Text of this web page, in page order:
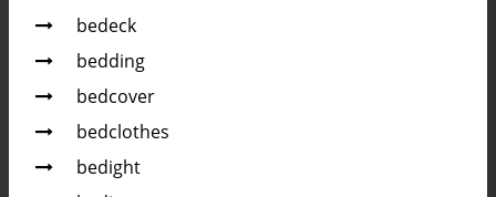
bedeck
bedding
bedcover
bedclothes
bedight